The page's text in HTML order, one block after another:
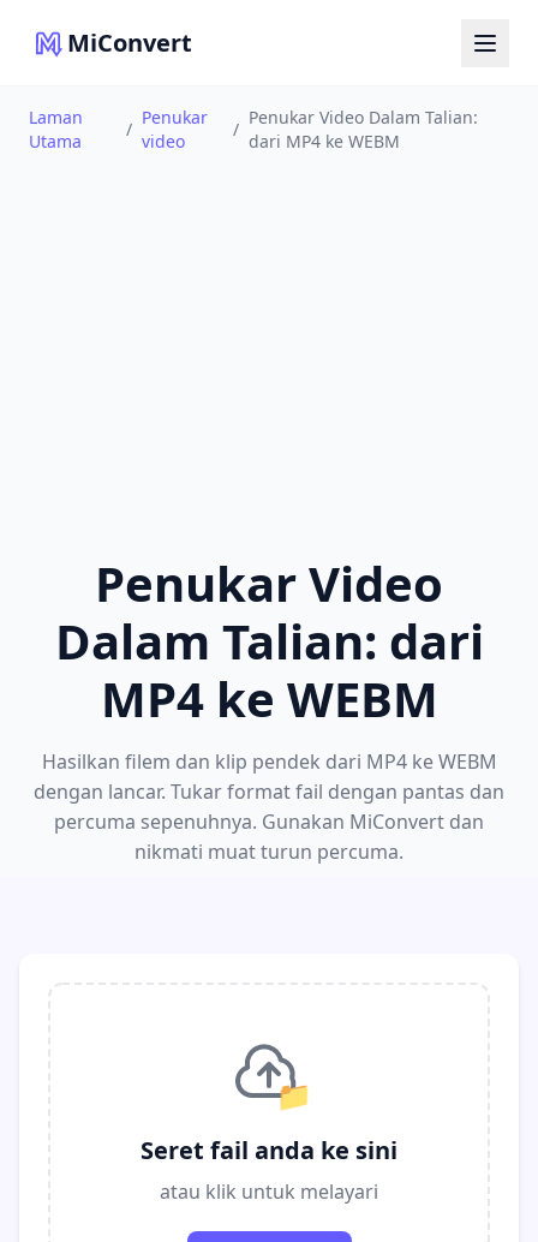
MiConvert
Laman
Utama
/
Penukar
video
/
Penukar Video Dalam Talian:
dari MP4 ke WEBM
Penukar Video
Dalam Talian: dari
MP4 ke WEBM
Hasilkan filem dan klip pendek dari MP4 ke WEBM
dengan lancar. Tukar format fail dengan pantas dan
percuma sepenuhnya. Gunakan MiConvert dan
nikmati muat turun percuma.
📁
Seret fail anda ke sini
atau klik untuk melayari